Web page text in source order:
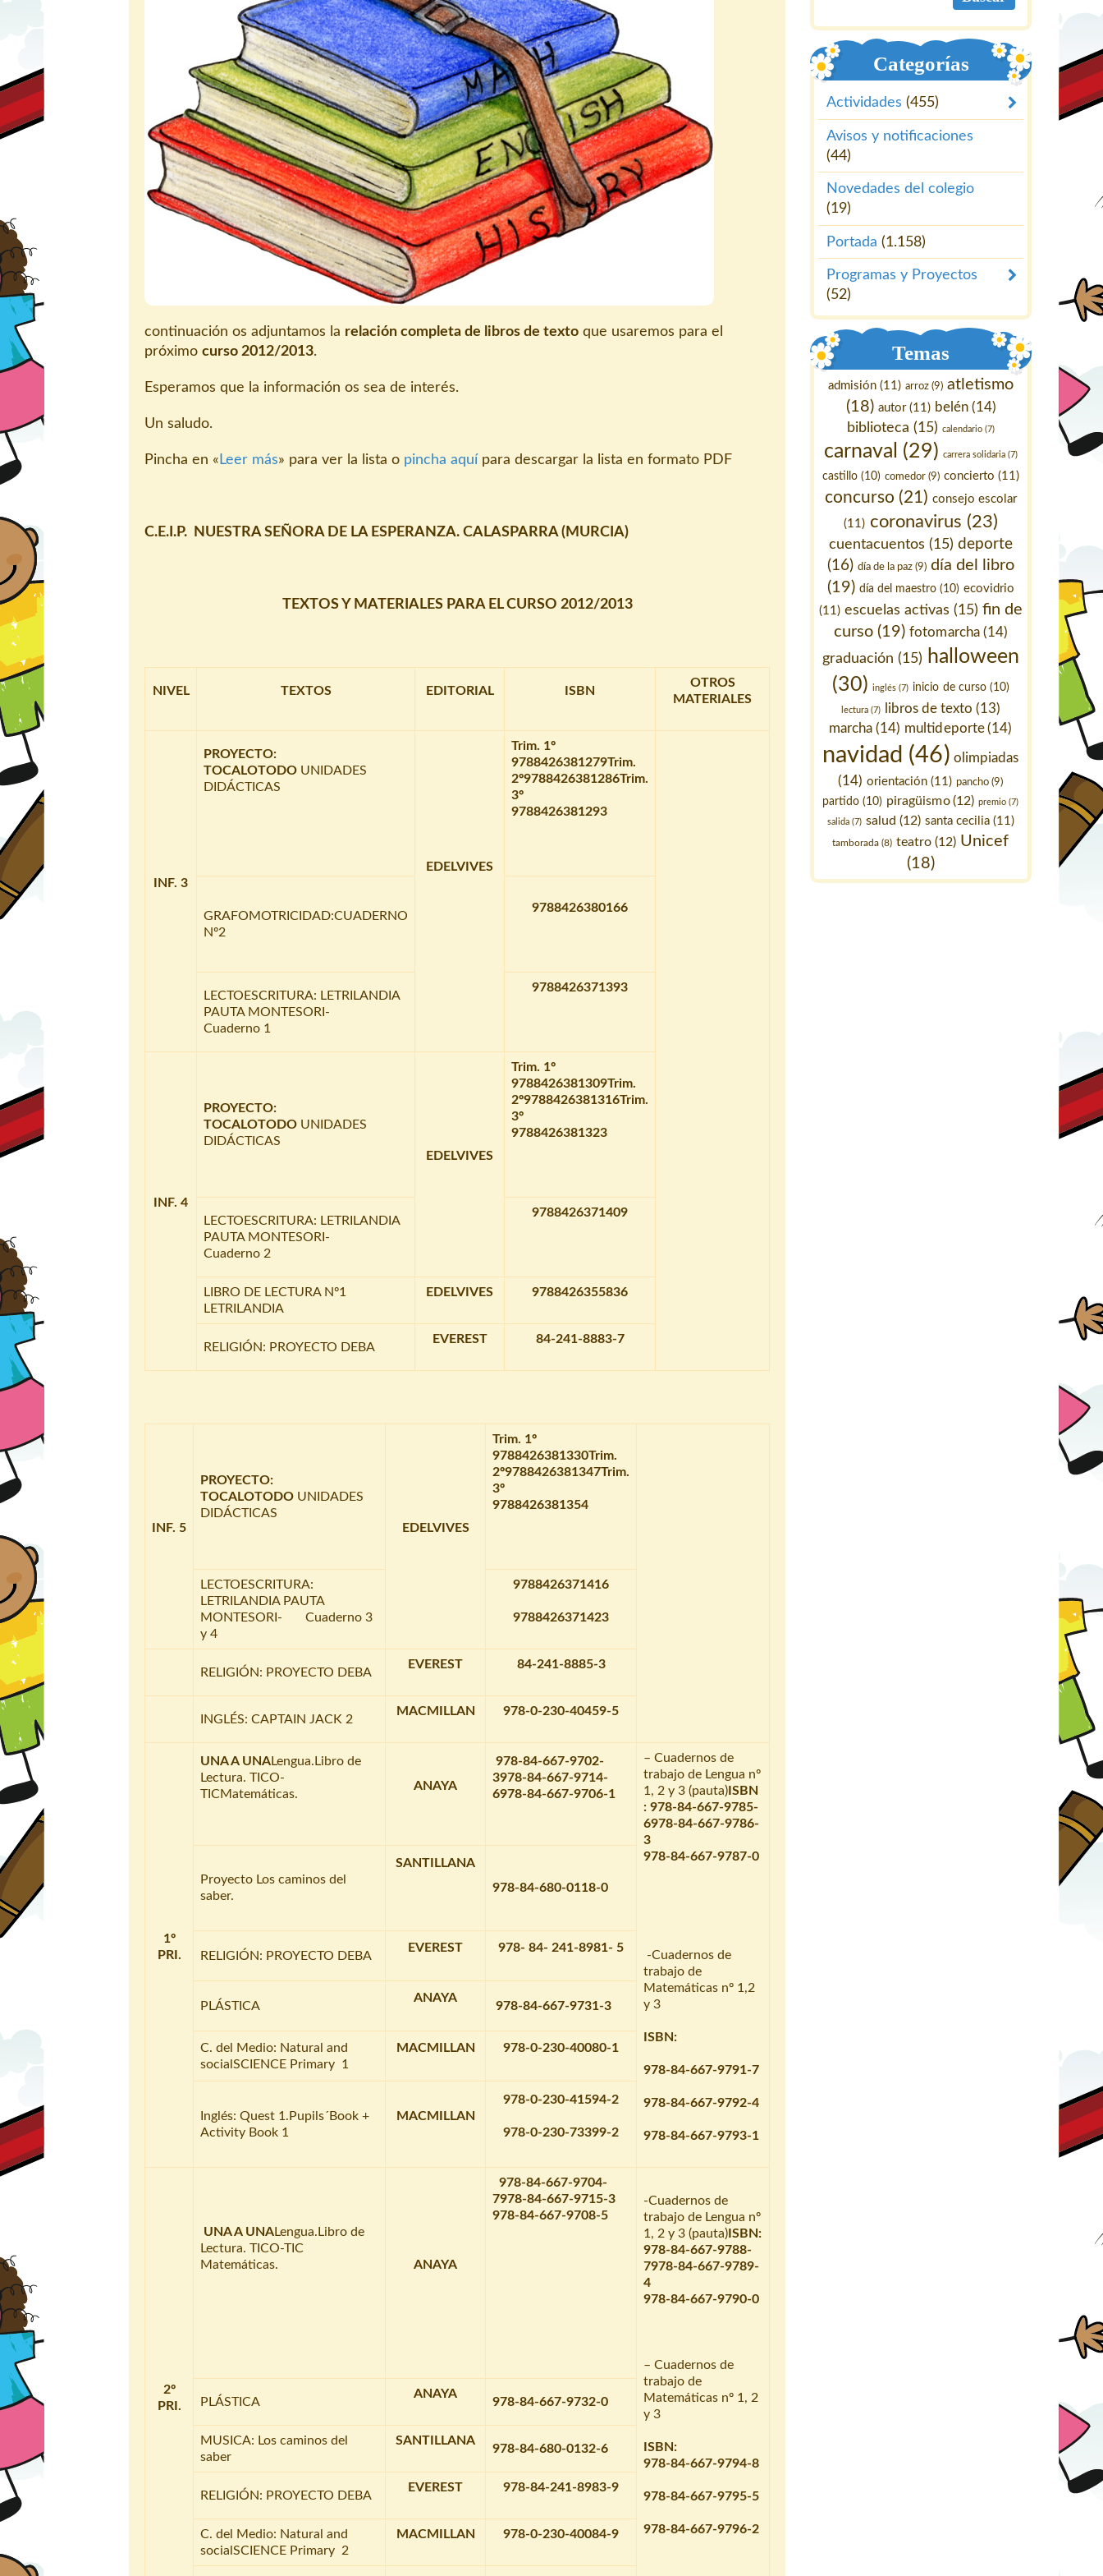
continuación os adjuntamos la relación completa de libros de texto que usaremos para el
próximo curso 2012/2013.
Esperamos que la información os sea de interés.
Un saludo.
Pincha en « Leer más» para ver la lista o pincha aquí para descargar la lista en formato PDF
C.E.I.P. NUESTRA SEÑORA DE LA ESPERANZA. CALASPARRA (MURCIA)
TEXTOS Y MATERIALES PARA EL CURSO 2012/2013
NIVEL TEXTOS EDITORIAL ISBN
OTROS
MATERIALES
INF. 3
PROYECTO:
TOCALOTODO UNIDADES
DIDÁCTICAS
EDELVIVES
Trim. 1º
9788426381279Trim.
2º9788426381286Trim.
3º
9788426381293
GRAFOMOTRICIDAD:CUADERNO
Nº2
9788426380166
LECTOESCRITURA: LETRILANDIA
PAUTA MONTESORI-
Cuaderno 1
9788426371393
INF. 4
PROYECTO:
TOCALOTODO UNIDADES
DIDÁCTICAS
EDELVIVES
Trim. 1º
9788426381309Trim.
2º9788426381316Trim.
3º
9788426381323
LECTOESCRITURA: LETRILANDIA
PAUTA MONTESORI-
Cuaderno 2
9788426371409
LIBRO DE LECTURA Nº1
LETRILANDIA
EDELVIVES 9788426355836
RELIGIÓN: PROYECTO DEBA
EVEREST 84-241-8883-7
INF. 5
PROYECTO:
TOCALOTODO UNIDADES
DIDÁCTICAS
EDELVIVES
Trim. 1º
9788426381330Trim.
2º9788426381347Trim.
3º
9788426381354
LECTOESCRITURA:
LETRILANDIA PAUTA
MONTESORI- Cuaderno 3
y 4
9788426371416
9788426371423
RELIGIÓN: PROYECTO DEBA
EVEREST 84-241-8885-3
INGLÉS: CAPTAIN JACK 2
MACMILLAN 978-0-230-40459-5
1º
PRI.
UNA A UNALengua.Libro de
Lectura. TICO-
TICMatemáticas.
ANAYA
978-84-667-9702-
3978-84-667-9714-
6978-84-667-9706-1
– Cuadernos de
trabajo de Lengua nº
1, 2 y 3 (pauta)ISBN
: 978-84-667-9785-
6978-84-667-9786-
3
978-84-667-9787-0
-Cuadernos de
trabajo de
Matemáticas nº 1,2
y 3
ISBN:
978-84-667-9791-7
978-84-667-9792-4
978-84-667-9793-1
Proyecto Los caminos del
saber.
SANTILLANA
978-84-680-0118-0
RELIGIÓN: PROYECTO DEBA
EVEREST 978- 84- 241-8981- 5
PLÁSTICA
ANAYA
978-84-667-9731-3
C. del Medio: Natural and
socialSCIENCE Primary 1
MACMILLAN 978-0-230-40080-1
Inglés: Quest 1.Pupils´Book +
Activity Book 1
MACMILLAN
978-0-230-41594-2
978-0-230-73399-2
2º
PRI.
UNA A UNALengua.Libro de
Lectura. TICO-TIC
Matemáticas.
ANAYA
978-84-667-9704-
7978-84-667-9715-3
978-84-667-9708-5
-Cuadernos de
trabajo de Lengua nº
1, 2 y 3 (pauta)ISBN:
978-84-667-9788-
7978-84-667-9789-
4
978-84-667-9790-0
– Cuadernos de
trabajo de
Matemáticas nº 1, 2
y 3
ISBN:
978-84-667-9794-8
978-84-667-9795-5
978-84-667-9796-2
PLÁSTICA
ANAYA
978-84-667-9732-0
MUSICA: Los caminos del
saber
SANTILLANA
978-84-680-0132-6
RELIGIÓN: PROYECTO DEBA
EVEREST 978-84-241-8983-9
C. del Medio: Natural and
socialSCIENCE Primary 2
MACMILLAN 978-0-230-40084-9
Categorías
Actividades (455)
Avisos y notificaciones
(44)
Novedades del colegio
(19)
Portada (1.158)
Programas y Proyectos
(52)
Temas
admisión (11) arroz (9) atletismo
(18) autor(11) belén(14)
biblioteca (15) calendario (7)
carnaval (29) carrera solidaria (7)
castillo (10) comedor (9) concierto (11)
concurso (21) consejo escolar
(11) coronavirus (23)
cuentacuentos (15) deporte
(16) día de la paz (9) día del libro
(19) día del maestro (10) ecovidrio
(11) escuelas activas (15) fin de
curso (19) fotomarcha(14)
graduación (15)
halloween
(30) inglés (7) inicio de curso(10)
lectura (7) libros de texto (13)
marcha (14) multideporte(14)
navidad (46) olimpiadas
(14) orientación (11) pancho (9)
partido (10) piragüismo(12) premio (7)
salida (7) salud (12) santa cecilia (11)
tamborada (8) teatro (12) Unicef
(18)